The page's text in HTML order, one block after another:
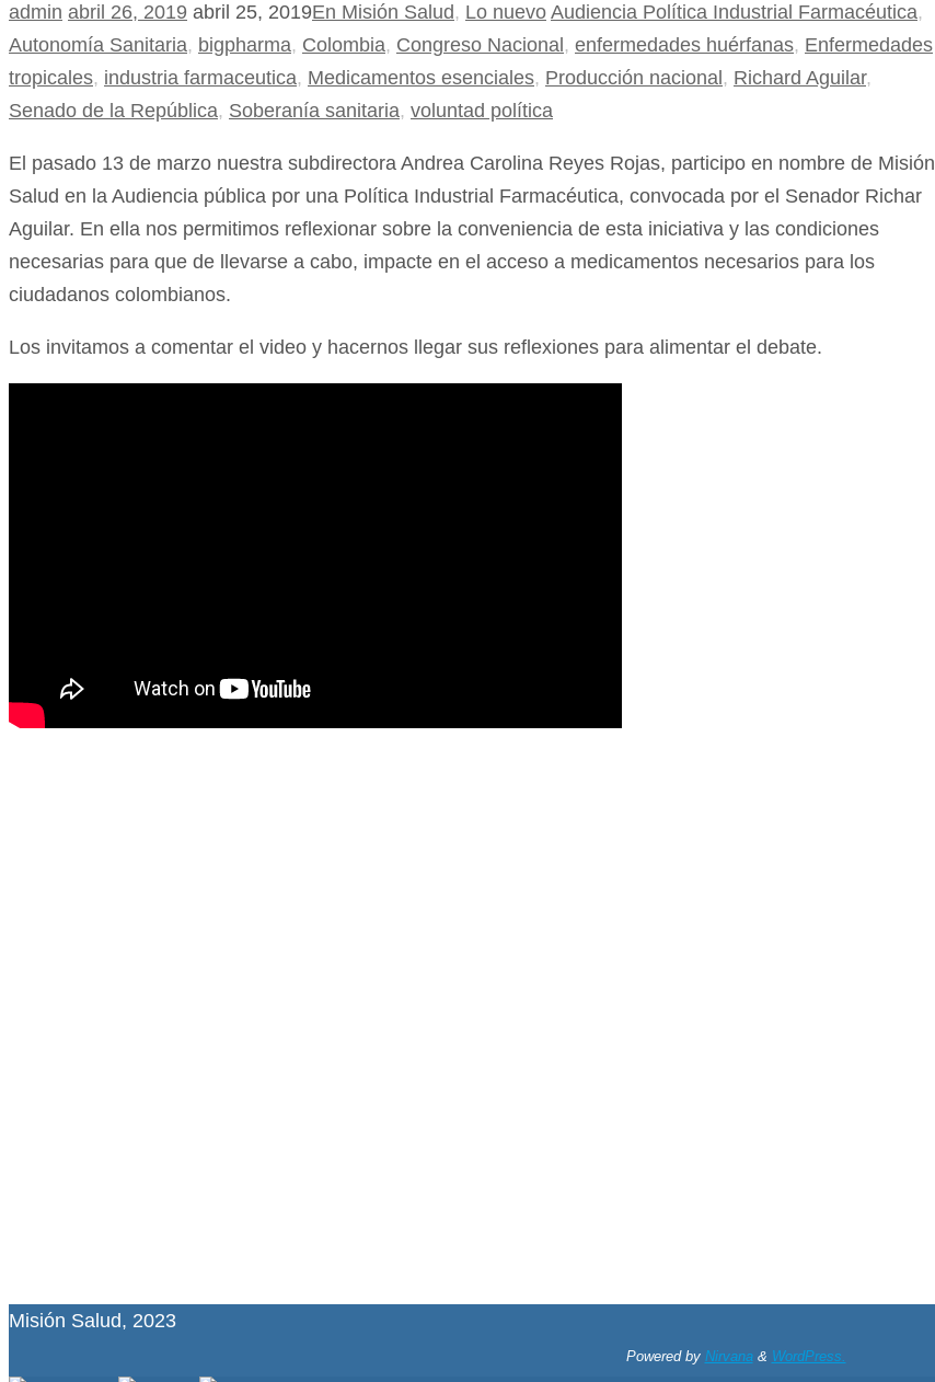
admin abril 26, 2019 abril 25, 2019En Misión Salud , Lo nuevo Audiencia Política Industrial Farmacéutica,
Autonomía Sanitaria, bigpharma, Colombia, Congreso Nacional , enfermedades huérfanas, Enfermedades
tropicales, industria farmaceutica, Medicamentos esenciales, Producción nacional , Richard Aguilar,
Senado de la República, Soberanía sanitaria, voluntad política
El pasado 13 de marzo nuestra subdirectora Andrea Carolina Reyes Rojas, participo en nombre de Misión
Salud en la Audiencia pública por una Política Industrial Farmacéutica, convocada por el Senador Richar
Aguilar. En ella nos permitimos reflexionar sobre la conveniencia de esta iniciativa y las condiciones
necesarias para que de llevarse a cabo, impacte en el acceso a medicamentos necesarios para los
ciudadanos colombianos.
Los invitamos a comentar el video y hacernos llegar sus reflexiones para alimentar el debate.
Misión Salud, 2023
Powered by Nirvana& WordPress.